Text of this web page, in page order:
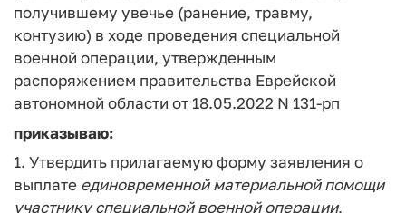
получившему увечье (ранение, травму,
контузию) в ходе проведения специальной
военной операции, утвержденным
распоряжением правительства Еврейской
автономной области от 18.05.2022 N 131-рп
приказываю:
1. Утвердить прилагаемую форму заявления о
выплате единовременной материальной помощи
участнику специальной военной операции,